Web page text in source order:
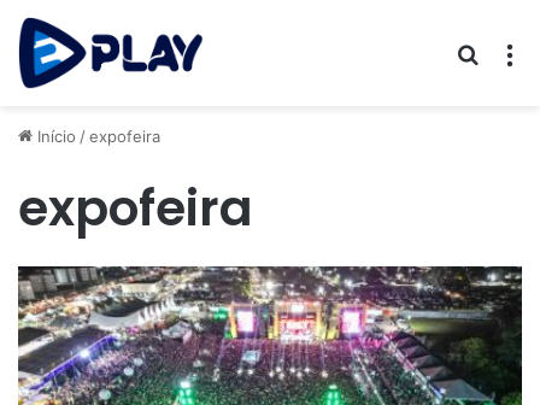
Início /expofeira
expofeira